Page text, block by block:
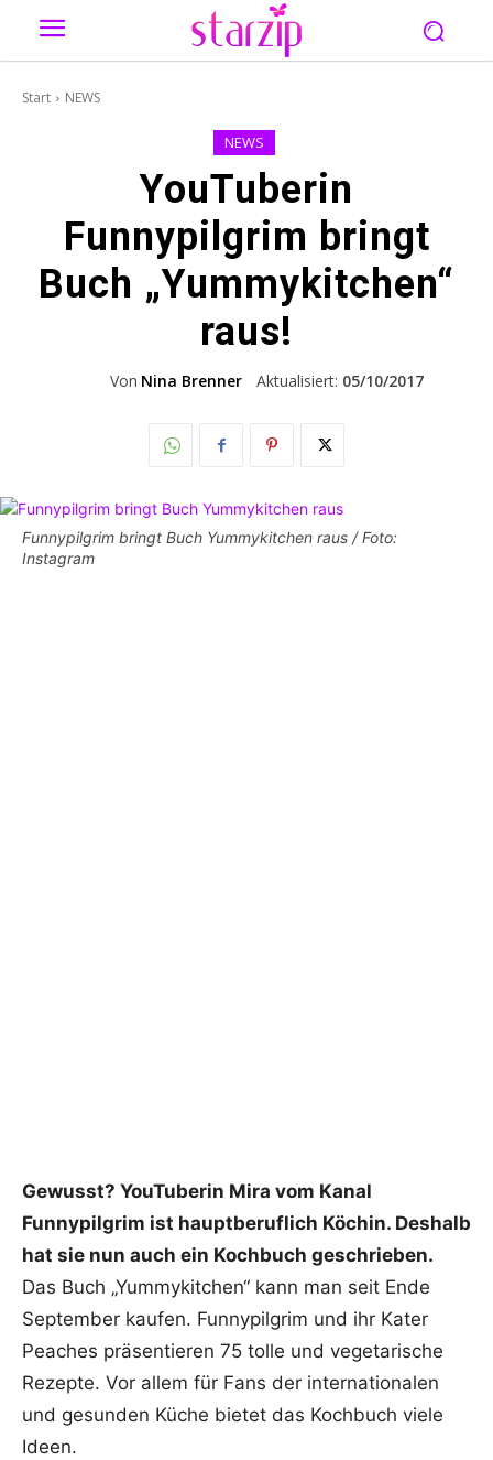
Start NEWS
NEWS
YouTuberin
Funnypilgrim bringt
Buch „Yummykitchen“
raus!
Von Nina Brenner Aktualisiert: 05/10/2017
Funnypilgrim bringt Buch Yummykitchen raus / Foto:
Instagram
Gewusst? YouTuberin Mira vom Kanal
Funnypilgrim ist hauptberuflich Köchin. Deshalb
hat sie nun auch ein Kochbuch geschrieben.
Das Buch „Yummykitchen“ kann man seit Ende
September kaufen. Funnypilgrim und ihr Kater
Peaches präsentieren 75 tolle und vegetarische
Rezepte. Vor allem für Fans der internationalen
und gesunden Küche bietet das Kochbuch viele
Ideen.